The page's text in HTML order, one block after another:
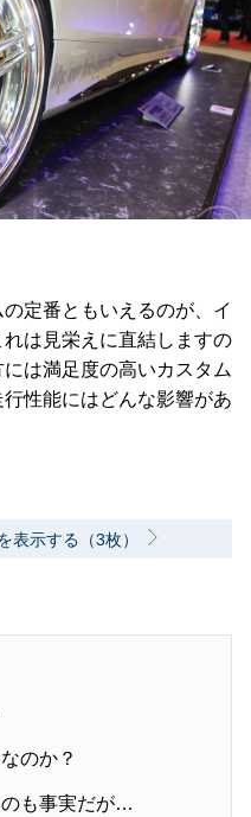
定番ともいえるのが、イ
は見栄えに直結しますの
は満足度の高いカスタム
性能にはどんな影響があ
表示する（3枚）
のか？
も事実だが…